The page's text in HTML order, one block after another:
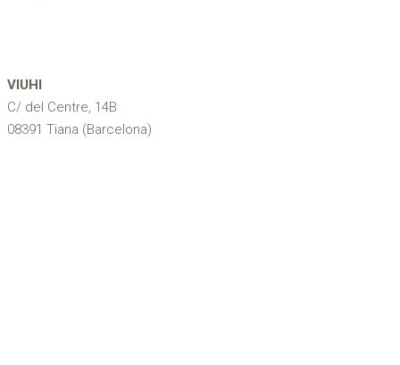
VIUHI
C/ del Centre, 14B
08391 Tiana (Barcelona)